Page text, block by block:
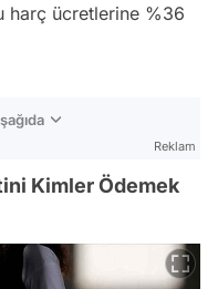
harç ücretlerine %36
Reklam
Kimler Ödemek